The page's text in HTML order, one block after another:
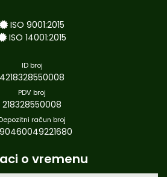
ISO 9001:2015
ISO 14001:2015
ID broj
4218328550008
PDV broj
218328550008
račun broj
o vremenu